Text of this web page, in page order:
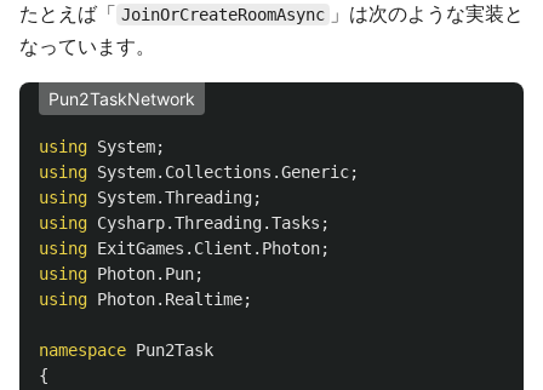
たとえば「 JoinOrCreateRoomAsync 」は次のような実装と
なっています。
Pun2TaskNetwork
using System;
using System.Collections.Generic;
using System.Threading;
using Cysharp.Threading.Tasks ;
using ExitGames.Client.Photon;
using Photon.Pun;
using Photon.Realtime;
namespace Pun2Task
{